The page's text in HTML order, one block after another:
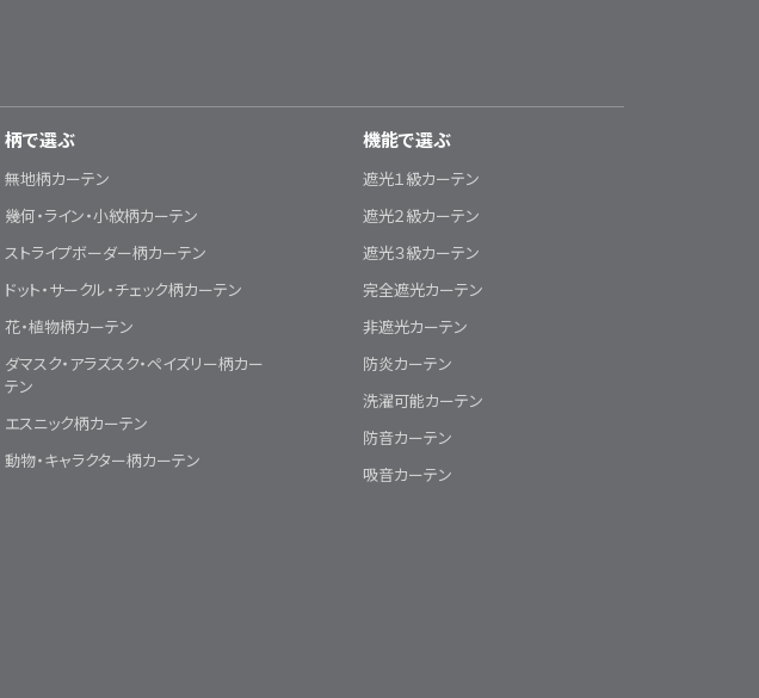
柄で選ぶ
無地柄カーテン
幾何・ライン・小紋柄カーテン
ストライプボーダー柄カーテン
ドット・サークル・チェック柄カーテン
花・植物柄カーテン
ダマスク・アラズスク・ペイズリー柄カー
テン
エスニック柄カーテン
動物・キャラクター柄カーテン
機能で選ぶ
遮光１級カーテン
遮光２級カーテン
遮光３級カーテン
完全遮光カーテン
非遮光カーテン
防炎カーテン
洗濯可能カーテン
防音カーテン
吸音カーテン